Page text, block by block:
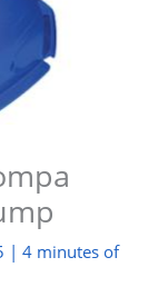
| 4 minutes of